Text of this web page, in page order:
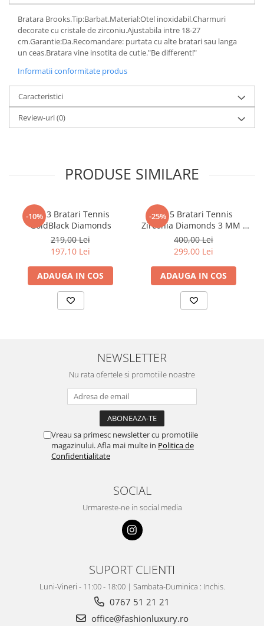
Bratara Brooks.Tip:Barbat.Material:Otel inoxidabil.Charmuri
decorate cu cristale de zirconiu.Ajustabila intre 18-27
cm.Garantie:Da.Recomandare: purtata cu alte bratari sau langa
un ceas.Bratara vine insotita de cutie."Be different!"
Informatii conformitate produs
Caracteristici
Review-uri(0)
PRODUSE SIMILARE
-10%
Set 3 Bratari Tennis
GoldBlack Diamonds
219,00 Lei
197,10 Lei
ADAUGA IN COS
-25%
Set 5 Bratari Tennis
Zirconia Diamonds 3 MM /
19.5 CM
400,00 Lei
299,00 Lei
ADAUGA IN COS
NEWSLETTER
Nu rata ofertele si promotiile noastre
Vreau sa primesc newsletter cu promotiile
magazinului. Afla mai multe in Politica de
Confidentialitate
SOCIAL
Urmareste-ne in social media
SUPORT CLIENTI
Luni-Vineri - 11:00 - 18:00 | Sambata-Duminica : Inchis.
0767 51 21 21
office@fashionluxury.ro